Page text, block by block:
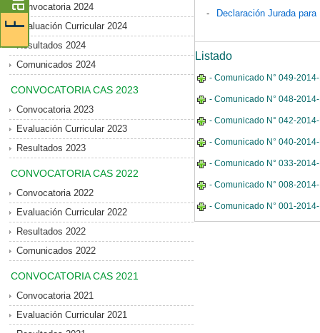
Convocatoria 2024
Evaluación Curricular 2024
Resultados 2024
Comunicados 2024
CONVOCATORIA CAS 2023
Convocatoria 2023
Evaluación Curricular 2023
Resultados 2023
CONVOCATORIA CAS 2022
Convocatoria 2022
Evaluación Curricular 2022
Resultados 2022
Comunicados 2022
CONVOCATORIA CAS 2021
Convocatoria 2021
Evaluación Curricular 2021
-
Declaración Jurada
Listado
- Comunicado N° 049-
- Comunicado N° 048-
- Comunicado N° 042-
- Comunicado N° 040-
- Comunicado N° 033-
- Comunicado N° 008-
- Comunicado N° 001-